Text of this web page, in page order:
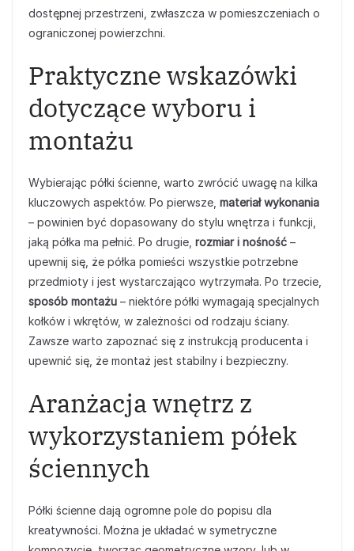
dostępnej przestrzeni, zwłaszcza w pomieszczeniach o
ograniczonej powierzchni.
Praktyczne wskazówki
dotyczące wyboru i
montażu
Wybierając półki ścienne, warto zwrócić uwagę na kilka
kluczowych aspektów. Po pierwsze, materiał wykonania
– powinien być dopasowany do stylu wnętrza i funkcji,
jaką półka ma pełnić. Po drugie, rozmiar i nośność –
upewnij się, że półka pomieści wszystkie potrzebne
przedmioty i jest wystarczająco wytrzymała. Po trzecie,
sposób montażu – niektóre półki wymagają specjalnych
kołków i wkrętów, w zależności od rodzaju ściany.
Zawsze warto zapoznać się z instrukcją producenta i
upewnić się, że montaż jest stabilny i bezpieczny.
Aranżacja wnętrz z
wykorzystaniem półek
ściennych
Półki ścienne dają ogromne pole do popisu dla
kreatywności. Można je układać w symetryczne